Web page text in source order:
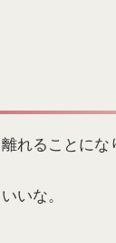
れることにな
いな。